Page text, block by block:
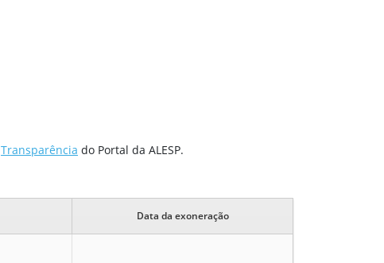
Transparência do Portal da ALESP.
Data da exoneração